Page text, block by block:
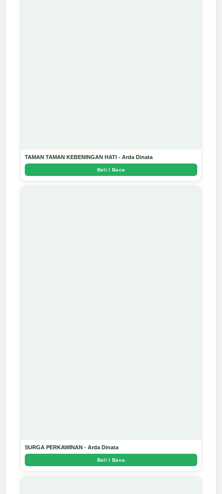
TAMAN TAMAN KEBENINGAN HATI - Arda Dinata
Beli / Baca
SURGA PERKAWINAN - Arda Dinata
Beli / Baca